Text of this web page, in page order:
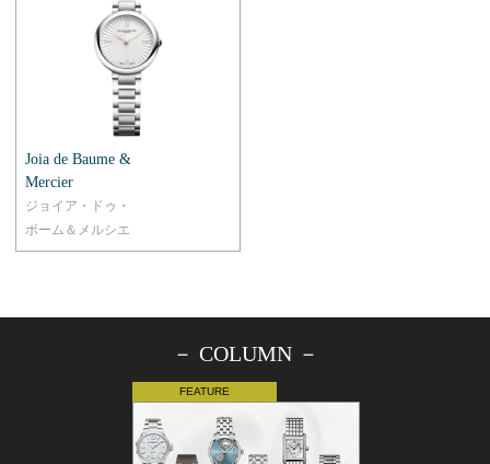
Joia de Baume &
Mercier
ジョイア・ドゥ・
ボーム＆メルシエ
－ COLUMN －